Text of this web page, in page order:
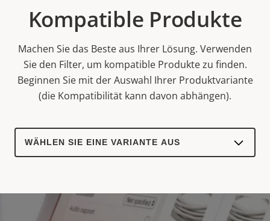
Kompatible Produkte
Machen Sie das Beste aus Ihrer Lösung. Verwenden
Sie den Filter, um kompatible Produkte zu finden.
Beginnen Sie mit der Auswahl Ihrer Produktvariante
(die Kompatibilität kann davon abhängen).
Select
product